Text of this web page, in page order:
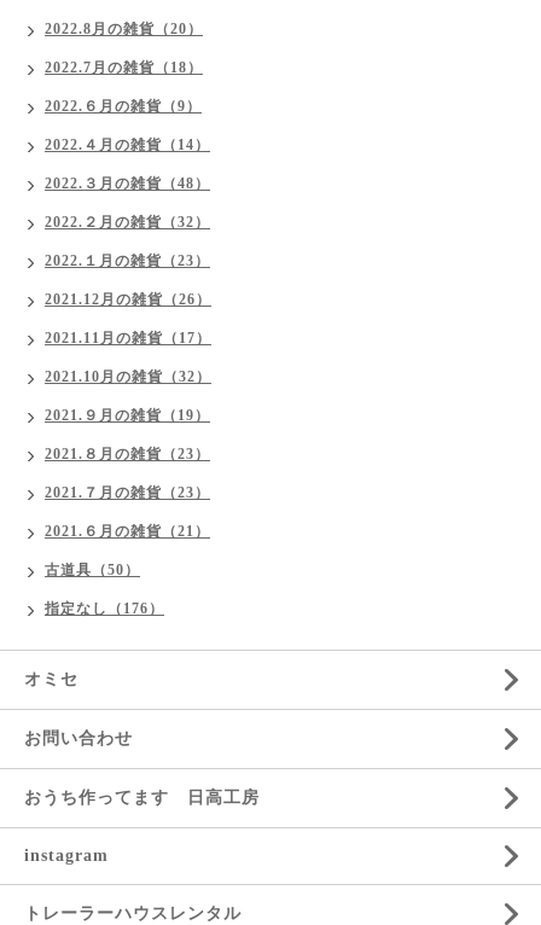
2022.8月の雑貨（20）
2022.7月の雑貨（18）
2022.６月の雑貨（9）
2022.４月の雑貨（14）
2022.３月の雑貨（48）
2022.２月の雑貨（32）
2022.１月の雑貨（23）
2021.12月の雑貨（26）
2021.11月の雑貨（17）
2021.10月の雑貨（32）
2021.９月の雑貨（19）
2021.８月の雑貨（23）
2021.７月の雑貨（23）
2021.６月の雑貨（21）
古道具（50）
指定なし（176）
オミセ
お問い合わせ
おうち作ってます 日高工房
instagram
トレーラーハウスレンタル